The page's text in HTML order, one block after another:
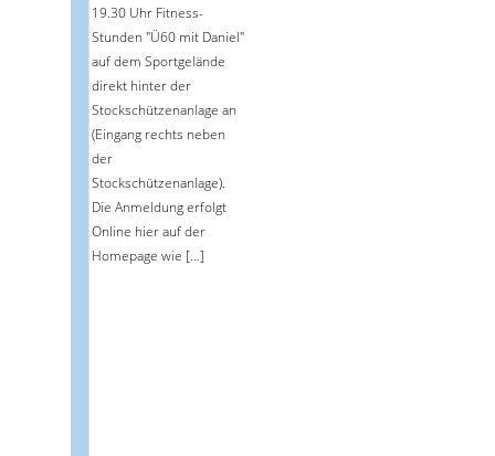
19.30 Uhr Fitness-
Stunden "Ü60 mit Daniel"
auf dem Sportgelände
direkt hinter der
Stockschützenanlage an
(Eingang rechts neben
der
Stockschützenanlage).
Die Anmeldung erfolgt
Online hier auf der
Homepage wie […]